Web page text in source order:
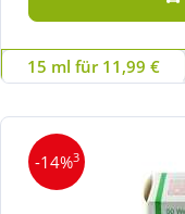
15 ml für 11,99 €
-14%3